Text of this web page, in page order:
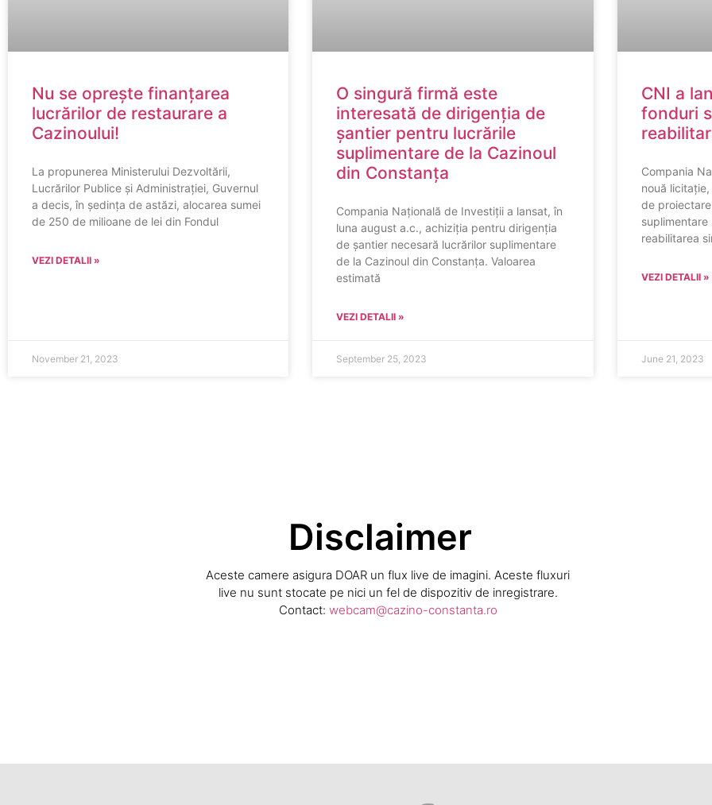
Nu se oprește finanțarea
lucrărilor de restaurare a
Cazinoului!
La propunerea Ministerului Dezvoltării,
Lucrărilor Publice și Administrației, Guvernul
a decis, în ședința de astăzi, alocarea sumei
de 250 de milioane de lei din Fondul
VEZI DETALII »
November 21, 2023
O singură firmă este
interesată de dirigenția de
șantier pentru lucrările
suplimentare de la Cazinoul
din Constanța
Compania Națională de Investiții a lansat, în
luna august a.c., achiziția pentru dirigenția
de șantier necesară lucrărilor suplimentare
de la Cazinoul din Constanța. Valoarea
estimată
VEZI DETALII »
September 25, 2023
CNI a
fonduri
Compania
nouă
de
reabilitarea
VEZI DETALII »
June 21, 2023
Disclaimer
Aceste camere asigura DOAR un flux live de imagini. Aceste fluxuri
live nu sunt stocate pe nici un fel de dispozitiv de inregistrare.
Contact: webcam@cazino-constanta.ro